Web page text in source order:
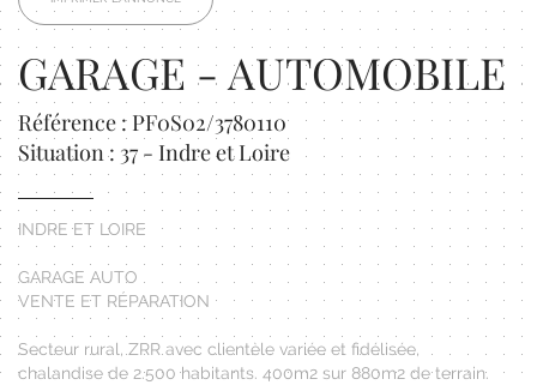
GARAGE - AUTOMOBILE
Référence : PF0S02/3780110
Situation : 37 - Indre et Loire
INDRE ET LOIRE
GARAGE AUTO
VENTE ET RÉPARATION
Secteur rural, ZRR avec clientèle variée et fidélisée,
chalandise de 2.500 habitants. 400m2 sur 880m2 de terrain.